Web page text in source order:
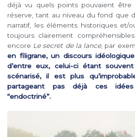
déjà vu quels points pouvaient
réserve, tant au niveau du fond que
narratif, les éléments historiques et/
toujours clairement
encore Le secret de la lance, par
en filigrane, un discours
d’entre eux, celui-ci étant
scénarisé, il est plus
partageant pas déjà ces
“endoctriné”.